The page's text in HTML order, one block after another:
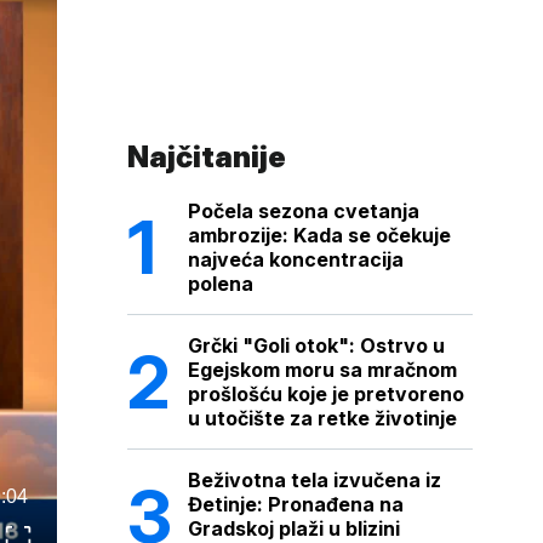
Najčitanije
Počela sezona cvetanja
ambrozije: Kada se očekuje
najveća koncentracija
polena
Grčki "Goli otok": Ostrvo u
Egejskom moru sa mračnom
prošlošću koje je pretvoreno
u utočište za retke životinje
Beživotna tela izvučena iz
Đetinje: Pronađena na
Gradskoj plaži u blizini